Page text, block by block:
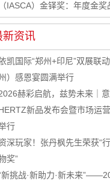
（IASCA）金铎奖：年度金奖
新资讯
凯国际“郑州+印尼”双展联
）感恩宴圆满举行
赫彩启航，兹势未来｜
新品发布会暨市场运
行
深玩家！张丹枫先生荣获“
奖”
新挑战·新助力·新未来